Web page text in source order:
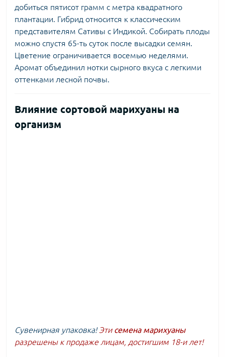
добиться пятисот грамм с метра квадратного
плантации. Гибрид относится к классическим
представителям Сативы с Индикой. Собирать плоды
можно спустя 65-ть суток после высадки семян.
Цветение ограничивается восемью неделями.
Аромат объединил нотки сырного вкуса с легкими
оттенками лесной почвы.
Влияние сортовой марихуаны на
организм
Сувенирная упаковка!Эти семена марихуаны
разрешены к продаже лицам, достигшим 18-и лет!